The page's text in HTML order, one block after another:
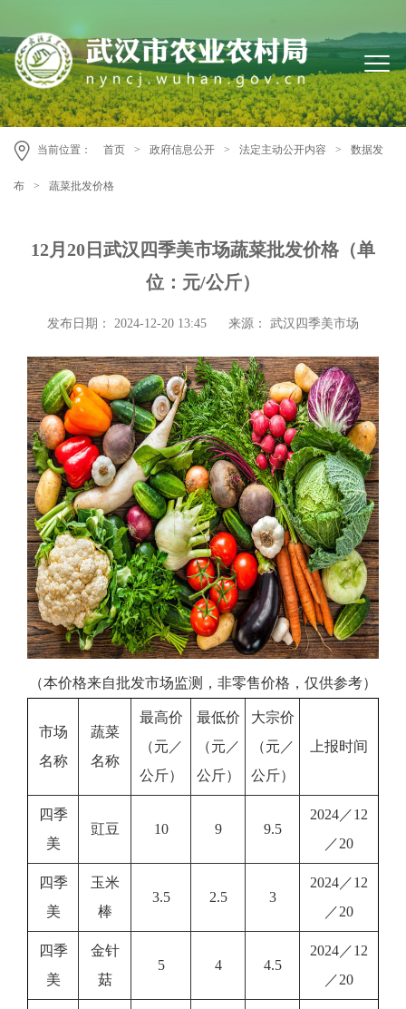
当前位置： 首页 > 政府信息公开 > 法定主动公开内容 > 数据发
布 > 蔬菜批发价格
12月20日武汉四季美市场蔬菜批发价格（单
位：元/公斤）
发布日期： 2024-12-20 13:45 来源： 武汉四季美市场
（本价格来自批发市场监测，非零售价格，仅供参考）
市场
名称
蔬菜
名称
最高价
（元／
公斤）
最低价
（元／
公斤）
大宗价
（元／
公斤）
上报时间
四季
美
豇豆 10 9 9.5
2024／12
／20
四季
美
玉米
棒
3.5 2.5 3
2024／12
／20
四季
美
金针
菇
5 4 4.5
2024／12
／20